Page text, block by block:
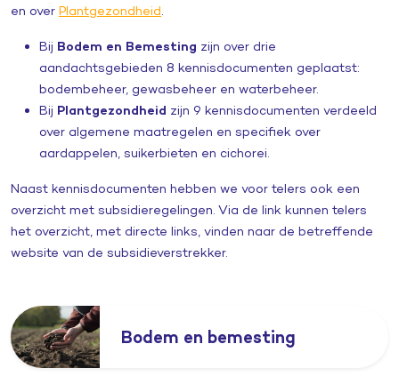
en over Plantgezondheid
Bij Bodem en Bemesting zijn over drie
aandachtsgebieden 8 kennisdocumenten geplaatst:
bodembeheer, gewasbeheer en waterbeheer.
Bij Plantgezondheid zijn 9 kennisdocumenten verdeeld
over algemene maatregelen en specifiek over
aardappelen, suikerbieten en cichorei.
Naast kennisdocumenten hebben we voor telers ook een
overzicht met subsidieregelingen. Via de link kunnen telers
het overzicht, met directe links, vinden naar de betreffende
website van de subsidieverstrekker.
Bodem en bemesting